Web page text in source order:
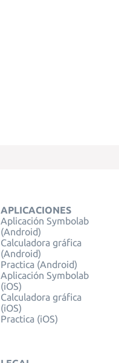
APLICACIONES
Aplicación Symbolab
(Android)
Calculadora gráfica
(Android)
Practica (Android)
Aplicación Symbolab
(iOS)
Calculadora gráfica
(iOS)
Practica (iOS)